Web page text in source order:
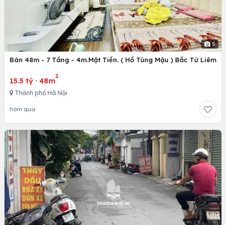
5
Bán 48m - 7 Tầng - 4m.Mặt Tiền. ( Hồ Tùng Mậu ) Bắc Từ Liêm
15.5 tỷ · 48m
2
Thành phố Hà Nội
hôm qua